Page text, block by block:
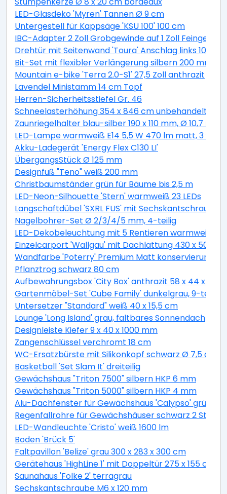
LED-Glasdeko 'Myren' Tannen Ø 9 cm
Untergestell für Kappsäge 'KSU 100' 100 cm
IBC-Adapter 2 Zoll Grobgewinde auf 1 Zoll
Drehtür mit Seitenwand 'Toura' Anschlag links 100 x
Bit-Set mit flexibler Verlängerung silbern 200 mm 11-
Mountain e-bike 'Terra 2.0-S1' 27,5 Zoll anthrazit
Lavendel Ministamm 14 cm Topf
Herren-Sicherheitsstiefel Gr. 46
Schneelasterhöhung 354 x 846 cm unbehandelt 6
Zaunriegelhalter blau-silber 190 x 110 mm, Ø 10,7 mm
LED-Lampe warmweiß E14 5,5 W 470 lm matt, 3
Akku-Ladegerät 'Energy Flex C130 LI'
ÜbergangsStück Ø 125 mm
Designfuß "Teno" weiß 200 mm
Christbaumständer grün für Bäume bis 2,5 m
LED-Neon-Silhouette 'Stern' warmweiß 23 LEDs
Langschaftdübel 'SXRL FUS' mit Sechskantschraube,
Nagelbohrer-Set Ø 2/3/4/5 mm, 4-teilig
LED-Dekobeleuchtung mit 5 Rentieren warmweiß
Einzelcarport 'Wallgau' mit Dachlattung 430 x 500
Wandfarbe 'Poterry' Premium Matt
Pflanztrog schwarz 80 cm
Aufbewahrungsbox 'City Box' anthrazit 58 x 44 x 55
Gartenmöbel-Set 'Cube Family' dunkelgrau, 9-teilig
Untersetzer "Standard" weiß 40 x 15,5 cm
Lounge 'Long Island' grau, faltbares Sonnendach
Designleiste Kiefer 9 x 40 x 1000 mm
Zangenschlüssel verchromt 18 cm
WC-Ersatzbürste mit Silikonkopf schwarz Ø 7,5 cm
Basketball 'Set Slam It' dreiteilig
Gewächshaus "Triton 7500" silbern HKP 6 mm
Gewächshaus "Triton 5000" silbern HKP 4 mm
Alu-Dachfenster für Gewächshaus 'Calypso' grün
Regenfallrohre für Gewächshäuser schwarz 2 Stück
LED-Wandleuchte 'Cristo' weiß 1600 lm
Boden 'Brück 5'
Faltpavillon 'Belize' grau 300 x 283 x 300 cm
Gerätehaus 'HighLine 1' mit Doppeltür 275 x 155 cm
Saunahaus 'Folke 2' terragrau
Sechskantschraube M6 x 120 mm